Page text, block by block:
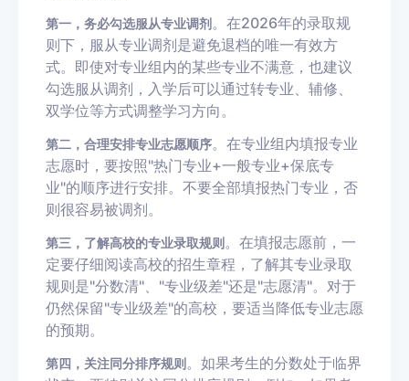
第一，务必勾选服从专业调剂。在2026年的录取规
则下，服从专业调剂是避免退档的唯一有效方
式。即使对专业组内的某些专业不满意，也建议
勾选服从调剂，入学后可以通过转专业、辅修、
双学位等方式调整学习方向。
第二，合理安排专业志愿顺序。在专业组内填报专业
志愿时，要按照"热门专业+一般专业+保底专
业"的顺序进行安排。不要全部填报热门专业，否
则很容易被调剂。
第三，了解高校的专业录取规则。在填报志愿前，一
定要仔细阅读高校的招生章程，了解其专业录取
规则是"分数清"、"专业级差"还是"志愿清"。对于
仍然保留"专业级差"的高校，要适当降低专业志愿
的预期。
第四，关注同分排序规则。如果考生的分数处于临界